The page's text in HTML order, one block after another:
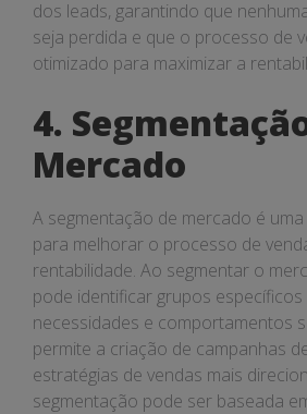
dos leads, garantindo que
seja perdida e que o processo de
otimizado para maximizar a
4.
Mercado
A segmentação de mercado é
para melhorar o processo de
rentabilidade. Ao segmentar o
pode identificar grupos
necessidades e comportamentos
permite a criação de campanhas
estratégias de vendas mais
segmentação pode ser baseada